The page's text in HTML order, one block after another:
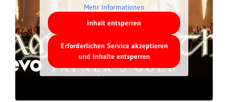
Mehr Informationen
Inhalt entsperren
Erforderlichen Service akzeptieren
und Inhalte entsperren